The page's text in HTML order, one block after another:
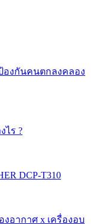
องกันคนตกลงคลอง
ไร ?
DCP-T310
งอากาศ x เครื่องอบ